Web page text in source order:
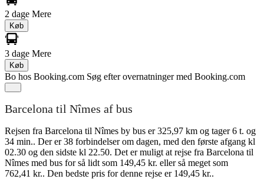
2 dage Mere
Køb
3 dage Mere
Køb
Bo hos Booking.com Søg efter overnatninger med Booking.com
Barcelona til Nîmes af bus
Rejsen fra Barcelona til Nîmes by bus er 325,97 km og tager 6 t. og
34 min.. Der er 38 forbindelser om dagen, med den første afgang kl
02.30 og den sidste kl 22.50. Det er muligt at rejse fra Barcelona til
Nîmes med bus for så lidt som 149,45 kr. eller så meget som
762,41 kr.. Den bedste pris for denne rejse er 149,45 kr..